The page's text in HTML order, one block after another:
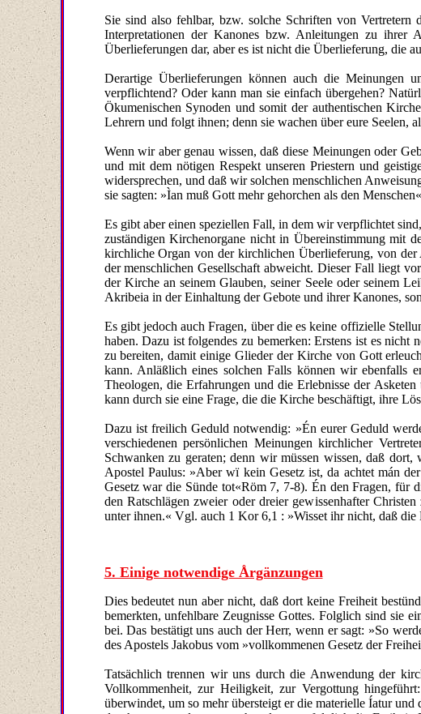
Sie sind also fehlbar, bzw. solche Schriften von
Interpretationen der Kanones bzw. Anleitungen zu ihrer
Überlieferungen dar, aber es ist nicht die Überlieferung, die
Derartige Überlieferungen können auch die Meinungen
verpflichtend? Oder kann man sie einfach übergehen?
Ökumenischen Synoden und somit der authentischen
Lehrern und folgt ihnen; denn sie wachen über eure Seelen,
Wenn wir aber genau wissen, daß diese Meinungen oder
und mit dem nötigen Respekt unseren Priestern und
widersprechen, und daß wir solchen menschlichen
sie sagten: »Ìan muß Gott mehr gehorchen als den
Es gibt aber einen speziellen Fall, in dem wir verpflichtet
zuständigen Kirchenorgane nicht in Übereinstimmung mit
kirchliche Organ von der kirchlichen Überlieferung, von
der menschlichen Gesellschaft abweicht. Dieser Fall liegt
der Kirche an seinem Glauben, seiner Seele oder seinem
Akribeia in der Einhaltung der Gebote und ihrer Kanones,
Es gibt jedoch auch Fragen, über die es keine offizielle
haben. Dazu ist folgendes zu bemerken: Erstens ist es
zu bereiten, damit einige Glieder der Kirche von Gott
kann. Anläßlich eines solchen Falls können wir ebenfalls
Theologen, die Erfahrungen und die Erlebnisse der
kann durch sie eine Frage, die die Kirche beschäftigt, ihre
Dazu ist freilich Geduld notwendig: »Én eurer Geduld
verschiedenen persönlichen Meinungen kirchlicher
Schwanken zu geraten; denn wir müssen wissen, daß
Apostel Paulus: »Aber wï kein Gesetz ist, da achtet mán
Gesetz war die Sünde tot«Röm 7, 7-8). Én den Fragen, für
den Ratschlägen zweier oder dreier gewissenhafter
unter ihnen.« Vgl. auch 1 Kor 6,1 : »Wisset ihr nicht, daß
5. Einige notwendige Årgänzungen
Dies bedeutet nun aber nicht, daß dort keine Freiheit
bemerkten, unfehlbare Zeugnisse Gottes. Folglich sind sie
bei. Das bestätigt uns auch der Herr, wenn er sagt: »So
des Apostels Jakobus vom »vollkommenen Gesetz der
Tatsächlich trennen wir uns durch die Anwendung der
Vollkommenheit, zur Heiligkeit, zur Vergottung
überwindet, um so mehr übersteigt er die materielle Íatur